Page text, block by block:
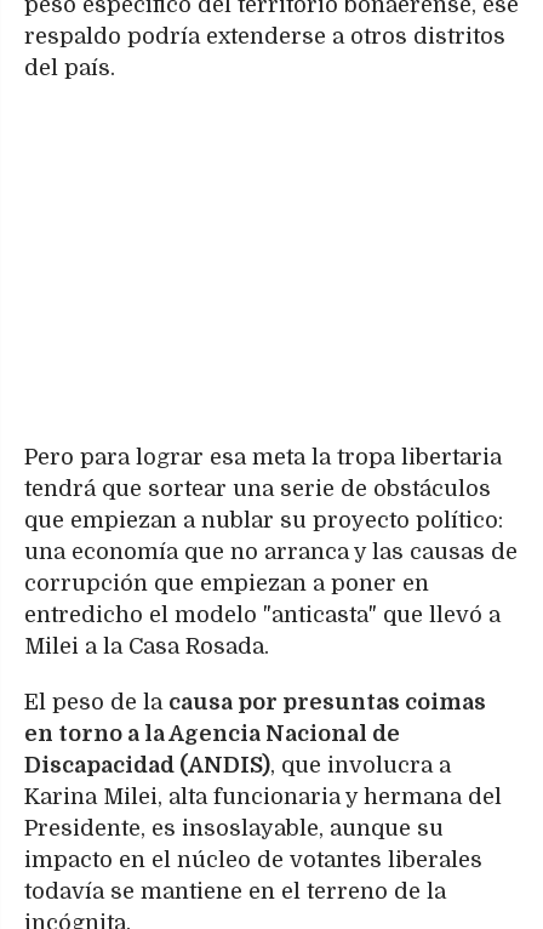
respaldo podría extenderse a otros distritos
del país.
Pero para lograr esa meta la tropa libertaria
tendrá que sortear una serie de obstáculos
que empiezan a nublar su proyecto político:
una economía que no arranca y las causas de
corrupción que empiezan a poner en
entredicho el modelo "anticasta" que llevó a
Milei a la Casa Rosada.
El peso de la causa por presuntas coimas
en torno a la Agencia Nacional de
Discapacidad (ANDIS), que involucra a
Karina Milei, alta funcionaria y hermana del
Presidente, es insoslayable, aunque su
impacto en el núcleo de votantes liberales
todavía se mantiene en el terreno de la
incógnita.